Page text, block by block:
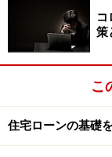
コ
策
こ
住宅ローンの基礎